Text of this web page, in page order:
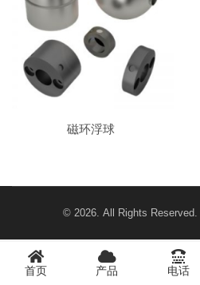
磁环浮球
© 2026. All Rights Reserved.
首页 产品 电话